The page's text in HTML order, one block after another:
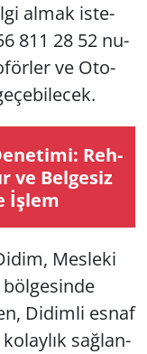
almak is­te­
811 28 52 nu­
ve Oto­
Reh­
ve Bel­ge­siz
İşlem
Mes­le­ki
böl­ge­sin­de
Di­dim­li esnaf
sağ­lan­